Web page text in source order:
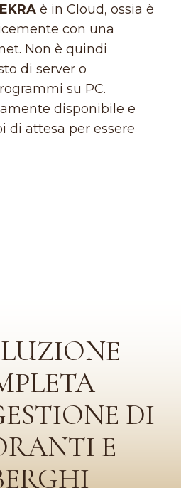
EKRA è in Cloud, ossia è
con una
Non è quindi
di server o
su PC.
disponibile e
di attesa per essere
DI
E